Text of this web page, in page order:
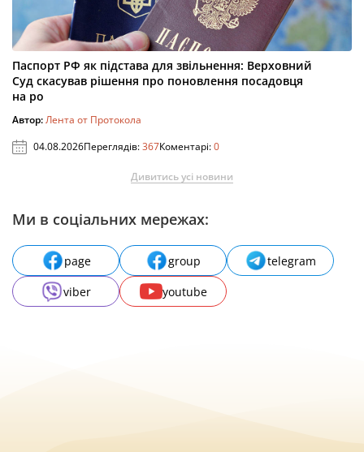
Паспорт РФ як підстава для звільнення: Верховний
Суд скасував рішення про поновлення посадовця
на ро
Автор:Лента от Протокола
04.08.2026Переглядів:367Коментарі:0
Дивитись усі новини
Ми в соціальних мережах:
page group
telegram
viber
youtube